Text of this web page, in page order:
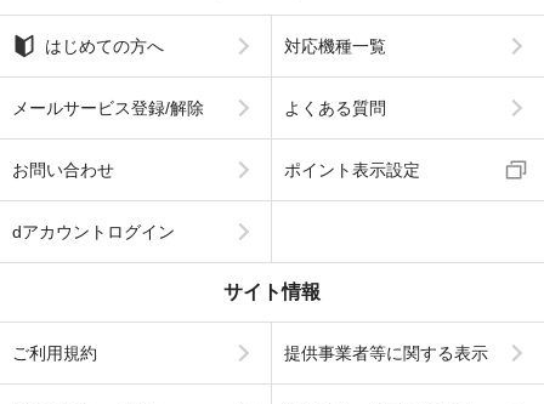
はじめての方へ 対応機種一覧
メールサービス登録/解除 よくある質問
お問い合わせ ポイント表示設定
dアカウントログイン
サイト情報
ご利用規約 提供事業者等に関する表示